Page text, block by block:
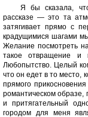
Я бы сказала,
рассказе — это та
затягивает прямо с
крадущимися шагами
Желание посмотреть
такое отвращение и
Любопытство. Целый
что он едет в то место,
прямого
романтическом образе,
и притягательный
городом для меня